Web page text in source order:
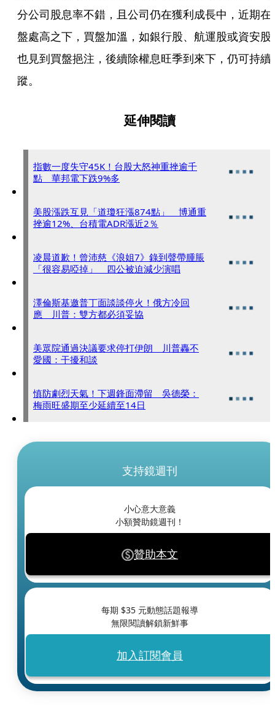
分公司股息率不錯，且公司仍在獲利成長中，近期在
盤處高之下，買盤加溫，如銀行股、航運股或資安股
也見到買盤挹注，後續除權息旺季到來下，仍可持續
蹤。
延伸閱讀
指數一度失守45K！台股大怒神重挫逾千
點 華邦電下跌9%多
美股漲跌互見「道瓊狂漲874點」 博通重
挫逾12%、台積電ADR漲近2％
凌晨道歉！曾沛慈《浪姐7》錄到聲帶腫脹
「很容易啞掉」 四公被迫減少演唱
澤倫斯基邀普丁面談談停火！俄方冷回
應 川普：雙方都必須妥協
美眾院通過決議要求停打伊朗 川普轟不
愛國：干擾和談
慎防劇烈天氣！下週鋒面滯留 吳德榮：
梅雨旺盛期至少延續至14日
支持鏡週刊
小心意大意義
小額贊助鏡週刊！
贊助本文
每期 $35 元動態話題報導
無限閱讀解鎖新鮮事
加入訂閱會員